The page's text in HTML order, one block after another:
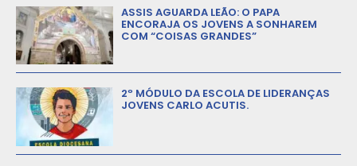
ASSIS AGUARDA LEÃO: O PAPA
ENCORAJA OS JOVENS A SONHAREM
COM “COISAS GRANDES”
2º MÓDULO DA ESCOLA DE LIDERANÇAS
JOVENS CARLO ACUTIS.